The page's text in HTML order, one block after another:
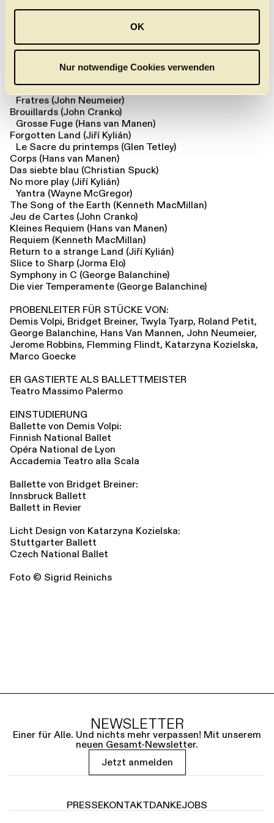
l
OK
Nur notwendige Cookies verwenden
(Christian Spuck)
Roy in "Présence "( John Cranko)
Gastgeber in "The Lady and the Fool" (John Cranko)
Erster Eindringling in "The Cage" (Jerome Robbins)
Fratres (John Neumeier)
Brouillards (John Cranko)
Grosse Fuge (Hans van Manen)
Forgotten Land (Jiří Kylián)
Le Sacre du printemps (Glen Tetley)
Corps (Hans van Manen)
Das siebte blau (Christian Spuck)
No more play (Jiří Kylián)
Yantra (Wayne McGregor)
The Song of the Earth (Kenneth MacMillan)
Jeu de Cartes (John Cranko)
Kleines Requiem (Hans van Manen)
Requiem (Kenneth MacMillan)
Return to a strange Land (Jiří Kylián)
Slice to Sharp (Jorma Elo)
Symphony in C (George Balanchine)
Die vier Temperamente (George Balanchine)
PROBENLEITER FÜR STÜCKE VON:
Demis Volpi, Bridget Breiner, Twyla Tyarp, Roland Petit,
George Balanchine, Hans Van Mannen, John Neumeier,
Jerome Robbins, Flemming Flindt, Katarzyna Kozielska,
Marco Goecke
ER GASTIERTE ALS BALLETTMEISTER
Teatro Massimo Palermo
EINSTUDIERUNG
Ballette von Demis Volpi:
Finnish National Ballet
Opéra National de Lyon
Accademia Teatro alla Scala
Ballette von Bridget Breiner:
Innsbruck Ballett
Ballett in Revier
Licht Design von Katarzyna Kozielska:
Stuttgarter Ballett
Czech National Ballet
Foto © Sigrid Reinichs
NEWSLETTER
Einer für Alle. Und nichts mehr verpassen! Mit unserem
neuen Gesamt-Newsletter.
Jetzt anmelden
PRESSEKONTAKTDANKEJOBS